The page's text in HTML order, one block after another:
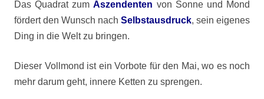
Das Quadrat zumAszendenten von Sonne und Mond
fördert den Wunsch nach Selbstausdruck, sein eigenes
Ding in die Welt zu bringen.
Dieser Vollmond ist ein Vorbote für den Mai, wo es noch
mehr darum geht, innere Ketten zu sprengen.